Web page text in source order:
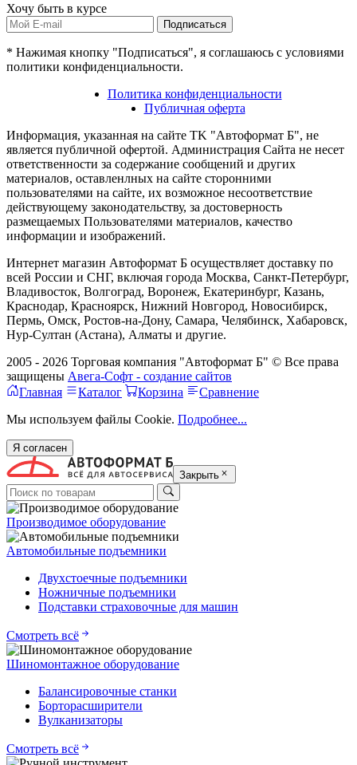
Хочу быть в курсе
Подписаться
* Нажимая кнопку "Подписаться", я соглашаюсь с условиями
политики конфиденциальности.
Политика конфиденциальности
Публичная оферта
Информация, указанная на сайте TK "Автоформат Б", не
является публичной офертой. Администрация Сайта не несет
ответственности за содержание сообщений и других
материалов, оставленлных на сайте сторонними
пользователями на сайте, их возможное несоответствие
действующему законодательству, за достоверность
размещаемых Пользователями материалов, качество
информации и изображений.
Интернет магазин Автоформат Б осуществляет доставку по
всей России и СНГ, включая города Москва, Санкт-Петербург,
Владивосток, Волгоград, Воронеж, Екатеринбург, Казань,
Краснодар, Красноярск, Нижний Новгород, Новосибирск,
Пермь, Омск, Ростов-на-Дону, Самара, Челябинск, Хабаровск,
Нур-Султан (Астана), Алматы и другие.
2005 - 2026 Торговая компания "Автоформат Б" © Все права
защищены Авега-Софт - создание сайтов
Главная
Каталог Корзина
Сравнение
Мы используем файлы Cookie. Подробнее...
Я согласен
Закрыть
Производимое оборудование
Автомобильные подъемники
Двухстоечные подъемники
Ножничные подъемники
Подставки страховочные для машин
Смотреть всё
Шиномонтажное оборудование
Балансировочные станки
Борторасширители
Вулканизаторы
Смотреть всё